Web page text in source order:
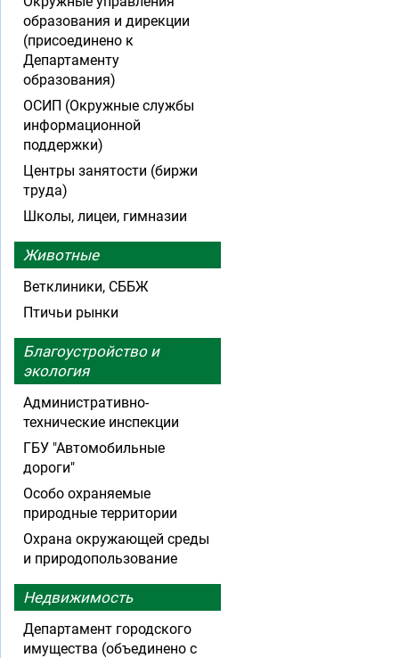
образования и дирекции
(присоединено к
Департаменту
образования)
ОСИП (Окружные службы
информационной
поддержки)
Центры занятости (биржи
труда)
Школы, лицеи, гимназии
Животные
Ветклиники, СББЖ
Птичьи рынки
Благоустройство и
экология
Административно-
технические инспекции
ГБУ "Автомобильные
дороги"
Особо охраняемые
природные территории
Охрана окружающей среды
и природопользование
Недвижимость
Департамент городского
имущества (объединено с